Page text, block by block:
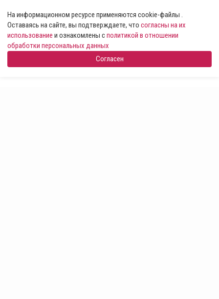
На информационном ресурсе применяются cookie-файлы .
Оставаясь на сайте, вы подтверждаете, что согласны на их
использование и ознакомлены сполитикой в отношении
обработки персональных данных
Согласен